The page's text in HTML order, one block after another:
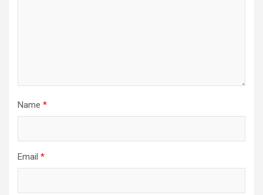
Name *
Email *